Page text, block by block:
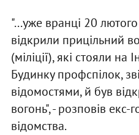
"...уже вранці 20
відкрили прицільний
(міліції), які стояли на
Будинку профспілок,
відомостями, й був
вогонь", - розповів екс-
відомства.